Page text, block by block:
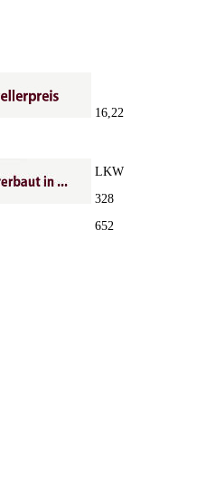
16,22
LKW
328
652